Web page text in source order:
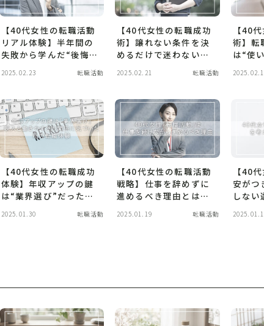
【40代女性の転職活動
リアル体験】半年間の
失敗から学んだ“後悔し
類選考・内定辞退・ス
とは？
2025.02.23 転職活動
【40代女性の転職成功
術】譲れない条件を決
めるだけで迷わない！
の優先順位が未来を変
2025.02.21 転職活動
【40
術】転
は“使
価値を
【40代女性の転職成功
体験】年収アップの鍵
は“業界選び”だった！
収入と働きやすさを両
立できた理由とは？
2025.01.30 転職活動
【40代女性の転職活動
戦略】仕事を辞めずに
進めるべき理由とは？
年収アップ＆理想の働
き方を叶えた実体験か
2025.01.19 転職活動
【40
安がつ
しない
に必
からの